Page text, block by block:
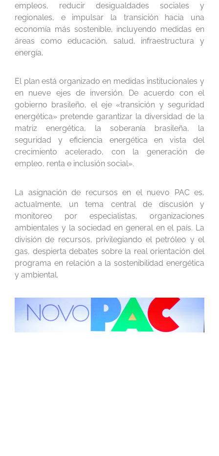
empleos, reducir desigualdades sociales y
regionales, e impulsar la transición hacia una
economía más sostenible, incluyendo medidas en
áreas como educación, salud, infraestructura y
energía.
El plan está organizado en medidas institucionales y
en nueve ejes de inversión. De acuerdo con el
gobierno brasileño, el eje «transición y seguridad
energética» pretende garantizar la diversidad de la
matriz energética, la soberanía brasileña, la
seguridad y eficiencia energética en vista del
crecimiento acelerado, con la generación de
empleo, renta e inclusión social».
La asignación de recursos en el nuevo PAC es,
actualmente, un tema central de discusión y
monitoreo por especialistas, organizaciones
ambientales y la sociedad en general en el país. La
división de recursos, privilegiando el petróleo y el
gas, despierta debates sobre la real orientación del
programa en relación a la sostenibilidad energética
y ambiental.